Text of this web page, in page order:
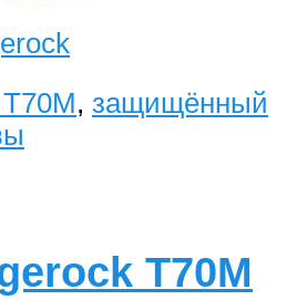
, защищённый
T70M